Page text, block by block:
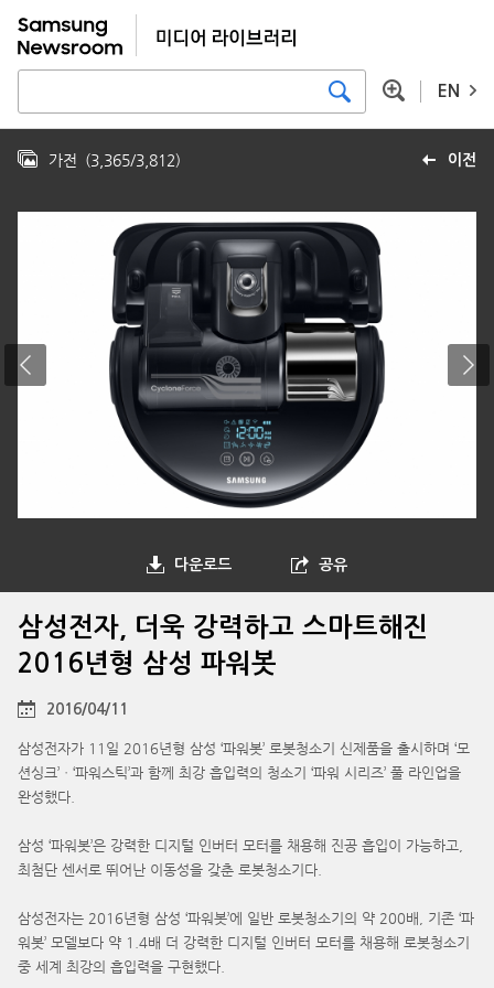
EN
이전
가전 (3,365/3,812)
다운로드 공유
삼성전자, 더욱 강력하고 스마트해진
2016년형 삼성 파워봇
2016/04/11
삼성전자가 11일 2016년형 삼성 ‘파워봇’ 로봇청소기 신제품을 출시하며 ‘모
션싱크’ㆍ‘파워스틱’과 함께 최강 흡입력의 청소기 ‘파워 시리즈’ 풀 라인업을
완성했다.
삼성 ‘파워봇’은 강력한 디지털 인버터 모터를 채용해 진공 흡입이 가능하고,
최첨단 센서로 뛰어난 이동성을 갖춘 로봇청소기다.
삼성전자는 2016년형 삼성 ‘파워봇’에 일반 로봇청소기의 약 200배, 기존 ‘파
워봇’ 모델보다 약 1.4배 더 강력한 디지털 인버터 모터를 채용해 로봇청소기
중 세계 최강의 흡입력을 구현했다.